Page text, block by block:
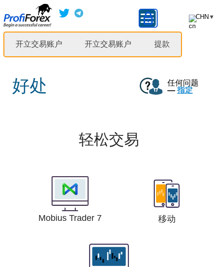
开立交易账户 开立交易账户 提款
CHN ▼
好处
任何问题
— 指定
轻松交易
Mobius Trader 7 移动